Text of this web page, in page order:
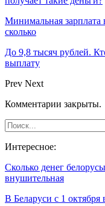
Минимальная зарплата
сколько
До 9,8 тысяч рублей.
выплату
Prev Next
Комментарии закрыты.
Интересное:
Сколько денег
внушительная
В Беларуси с 1